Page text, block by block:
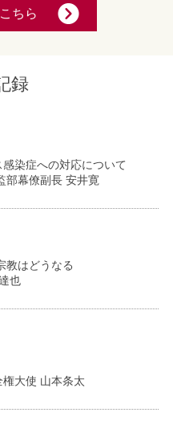
ちら
録
染症への対応について
部幕僚副長 安井寛
教はどうなる
也
大使 山本条太